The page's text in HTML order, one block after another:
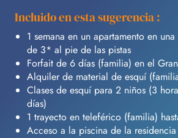
Incluido en esta sugerencia :
1 semana en un apartamento en
de 3* al pie de las pistas
Forfait de 6 días (familia) en el
Alquiler de material de esquí
Clases de esquí para 2 niños (3
días)
1 trayecto en teleférico (familia)
Acceso a la piscina de la residencia